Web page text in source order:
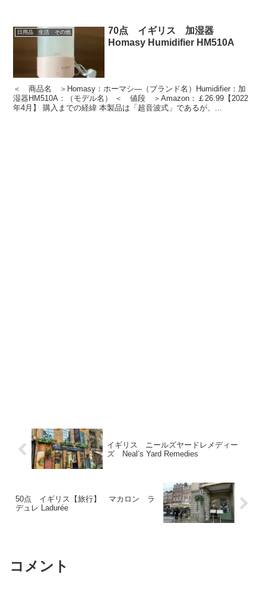
日用品 生活 その他
70点 イギリス 加湿器
Homasy Humidifier HM510A
＜ 商品名 ＞Homasy：ホーマシ―（ブランド名）Humidifier：加
湿器HM510A：（モデル名） ＜ 値段 ＞Amazon：￡26.99【2022
年4月】 購入までの経緯 本製品は「超音波式」であるが、...
イギリス ニールズヤードレメディー
ズ Neal’s Yard Remedies
50点 イギリス【旅行】 マカロン ラ
デュレ Ladurée
コメント